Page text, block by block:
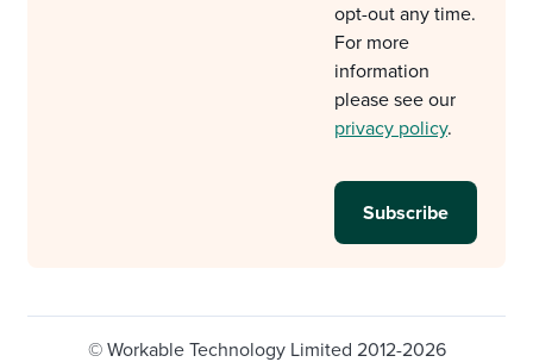
opt-out any time.
For more
information
please see our
privacy policy.
© Workable Technology Limited 2012-2026